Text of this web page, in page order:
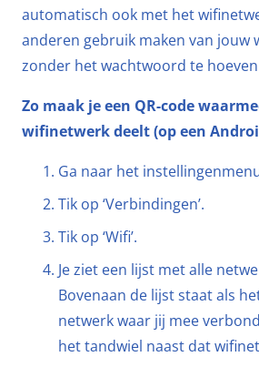
automatisch ook met het
anderen gebruik maken van jouw
zonder het wachtwoord te
Zo maak je een QR-code
wifinetwerk deelt (op een
Ga naar het
Tik op ‘Verbindingen’.
Tik op ‘Wifi’.
Je ziet een lijst met alle
Bovenaan de lijst staat als
netwerk waar jij mee
het tandwiel naast dat